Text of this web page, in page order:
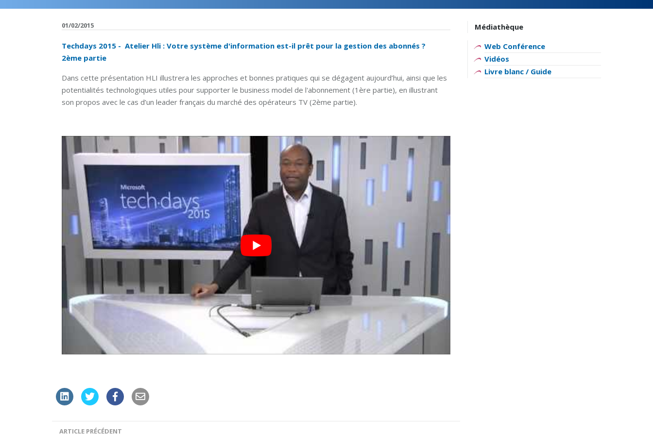
01/02/2015
Techdays 2015 - Atelier Hli : Votre système d'information est-il prêt pour la gestion des abonnés ?
2ème partie
Dans cette présentation HLI illustrera les approches et bonnes pratiques qui se dégagent aujourd’hui, ainsi que les
potentialités technologiques utiles pour supporter le business model de l'abonnement (1ère partie), en illustrant
son propos avec le cas d’un leader français du marché des opérateurs TV (2ème partie).
Médiathèque
Web Conférence
Vidéos
Livre blanc / Guide